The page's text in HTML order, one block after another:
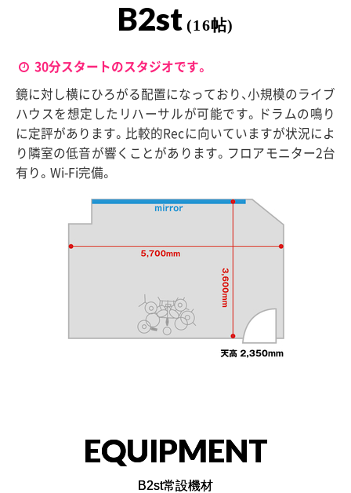
B2st (16帖)
30分スタートのスタジオです。
鏡に対し横にひろがる配置になっており、小規模のライブ
ハウスを想定したリハーサルが可能です。ドラムの鳴り
に定評があります。比較的Recに向いていますが状況によ
り隣室の低音が響くことがあります。フロアモニター2台
有り。Wi-Fi完備。
EQUIPMENT
B2st常設機材